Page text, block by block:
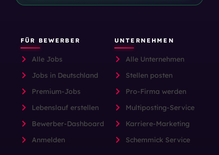
FÜR BEWERBER
Alle Jobs
Jobs in Deutschland
Premium-Jobs
Lebenslauf erstellen
Bewerber-Dashboard
Anmelden
UNTERNEHMEN
Alle Unternehmen
Stellen posten
Pro-Firma werden
Multiposting-Service
Karriere-Marketing
Schemmick Service